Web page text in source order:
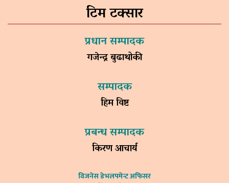
टिम टक्सार
प्रधान सम्पादक
गजेन्द्र बुढाथोकी
सम्पादक
हिम विष्ट
प्रबन्ध सम्पादक
किरण आचार्य
विजनेस डेभलपमेन्ट अफिसर